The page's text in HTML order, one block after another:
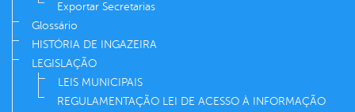
Exportar Secretarias
Glossário
HISTÓRIA DE INGAZEIRA
LEGISLAÇÃO
LEIS MUNICIPAIS
REGULAMENTAÇÃO LEI DE ACESSO À INFORMAÇÃO